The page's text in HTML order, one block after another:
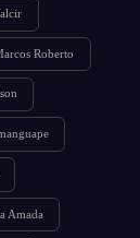
Roberto
Amada